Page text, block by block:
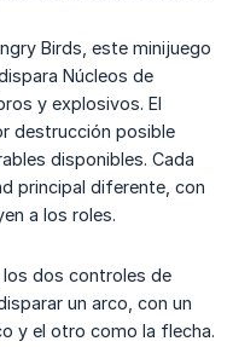
Birds, este minijuego
Núcleos de
y explosivos. El
destrucción posible
disponibles. Cada
principal diferente, con
a los roles.
dos controles de
un arco, con un
y el otro como la flecha.